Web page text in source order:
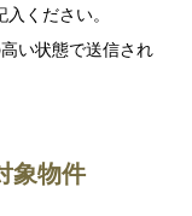
ください。
い状態で送信され
象物件